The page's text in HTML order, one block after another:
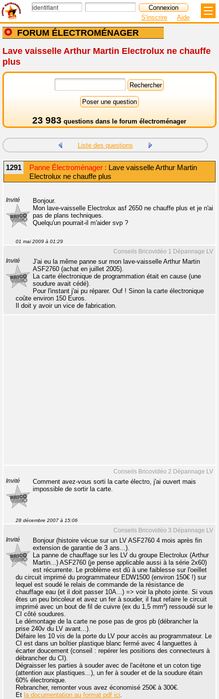
FORUM ÉLECTROMÉNAGER
S'inscrire Aide
Lave vaisselle Arthur Martin Electrolux ne chauffe
plus
23 983 questions dans le forum électroménager
Liste des questions
1291 Panne Électroménager : Lave vaisselle Arthur Martin
Electrolux ne chauffe plus
Invité
Bonjour.
Mon lave-vaisselle Electrolux asf 2650 ne chauffe plus et je n'ai
pas de plans techniques.
Quelqu'un pourrait-il m'aider svp ?
01 mai 2009 à 01:29
Conseils Bricovidéo 1 Dépannage LV
Invité
J'ai eu la même panne sur mon lave-vaisselle Arthur Martin
ASF2760 (achat en juillet 2005).
La carte électronique de programmation était en cause (une
soudure avait cédé).
Pour l'instant j'ai pu réparer. Ouf ! Sinon la carte électronique
coûte environ 150 Euros.
Il doit y avoir un vice de fabrication.
Conseils Bricovidéo 2 Dépannage LV
Invité
Comment avez-vous sorti la carte électro, j'ai ouvert mais
impossible de sortir la carte.
28 décembre 2007 à 15:06
Conseils Bricovidéo 3 Dépannage LV
Invité
Bonjour (histoire vécue sur un LV ASF2760 4 mois après fin
extension de garantie de 3 ans...).
La panne de chauffage sur les LV du groupe Electrolux (Arthur
Martin...) ASF2760 (je pense applicable aussi à la série 2x60)
est récurrente. Le problème est dû à une faiblesse sur l'oeillet
du circuit imprimé du programmateur EDW1500 (environ 150€ !) sur
lequel est soudé le relais de commande de la résistance de
chauffage eau (et il doit passer 10A...) => voir la photo jointe. Si vous
êtes un peu bricoleur et avez un fer à souder, il faut refaire le circuit
imprimé avec un bout de fil de cuivre (ex du 1,5 mm²) ressoudé sur le
CI côté soudures.
Le démontage de la carte ne pose pas de gros pb (débrancher la
prise 240v du LV avant...).
Défaire les 10 vis de la porte du LV pour accès au programmateur. Le
CI est dans un boîtier plastique blanc fermé avec 4 languettes à
écarter doucement (conseil : repérer les positions des connecteurs à
débrancher du CI).
Dégraisser les parties à souder avec de l'acétone et un coton tige
(attention aux plastiques...), un fer à souder et de la soudure étain
60% électronique.
Rebrancher, remonter vous avez économisé 250€ à 300€.
Et la documentation au format pdf ici.